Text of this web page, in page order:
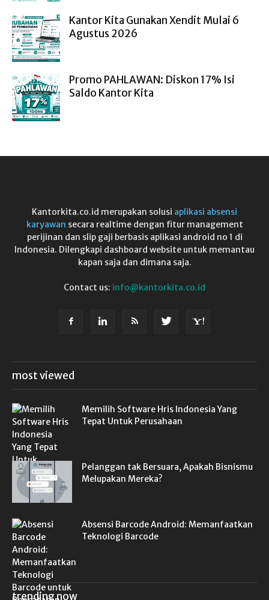
Kantor Kita Gunakan Xendit Mulai 6
Agustus 2026
Promo PAHLAWAN: Diskon 17% Isi
Saldo Kantor Kita
Kantorkita.co.id merupakan solusi aplikasi absensi
karyawan secara realtime dengan fitur management
perijinan dan slip gaji berbasis aplikasi android no 1 di
Indonesia. Dilengkapi dashboard website untuk memantau
kapan saja dan dimana saja.
Contact us: info@kantorkita.co.id
most viewed
Memilih Software Hris Indonesia Yang
Tepat Untuk Perusahaan
Pelanggan tak Bersuara, Apakah Bisnismu
Melupakan Mereka?
Absensi Barcode Android: Memanfaatkan
Teknologi Barcode
trending now